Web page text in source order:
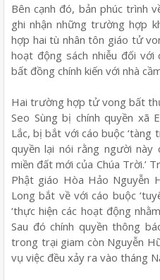
Bên cạnh đó, bản phúc trình
ghi nhận những trường hợp
hợp hai tù nhân tôn giáo tử
hoạt động sách nhiễu đối
bất đồng chính kiến với nhà
Hai trường hợp tử vong bất
Seo Sùng bị chính quyền xã
Lắc, bị bắt với cáo buộc ‘tàng
quyền lại nói rằng người này
miền đất mới của Chúa Trời.’
Phật giáo Hòa Hảo Nguyễn
Long bắt về với cáo buộc
‘thực hiện các hoạt động
Sau đó chính quyền thông
trong trại giam còn Nguyễn
vụ việc đều xảy ra vào tháng